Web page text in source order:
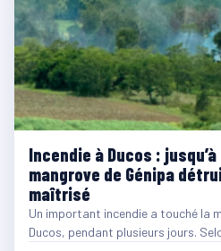
Incendie à Ducos :
mangrove de Génipa
maîtrisé
Un important incendie a touché la
Ducos, pendant plusieurs jours.